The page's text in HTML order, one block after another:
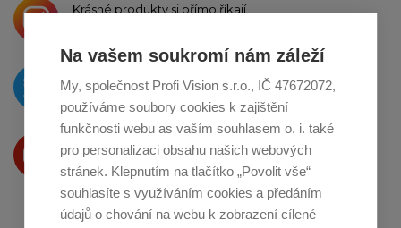
Krásné produkty si přímo říkají
O novinkách píšeme
naTwitteru
Produkty Vám představujeme
na Youtube
Na vašem soukromí nám záleží
My, společnost Profi Vision s.r.o., IČ 47672072,
používáme soubory cookies k zajištění
funkčnosti webu as vaším souhlasem o. i. také
pro personalizaci obsahu našich webových
stránek. Klepnutím na tlačítko „Povolit vše“
souhlasíte s využíváním cookies a předáním
údajů o chování na webu k zobrazení cílené